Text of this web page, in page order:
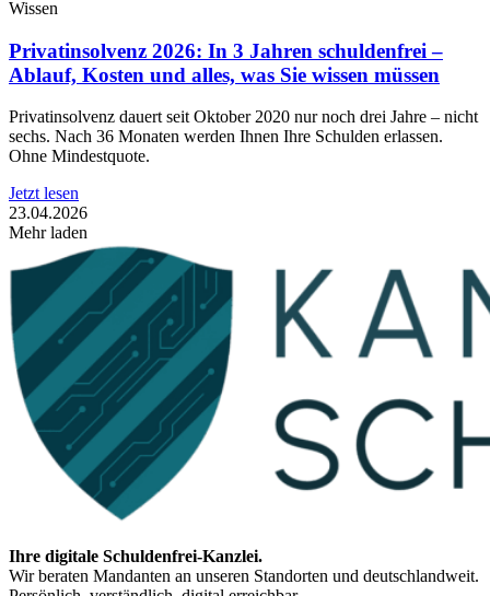
Wissen
Privatinsolvenz 2026: In 3 Jahren schuldenfrei –
Ablauf, Kosten und alles, was Sie wissen müssen
Privatinsolvenz dauert seit Oktober 2020 nur noch drei Jahre – nicht
sechs. Nach 36 Monaten werden Ihnen Ihre Schulden erlassen.
Ohne Mindestquote.
Jetzt lesen
23.04.2026
Mehr laden
Ihre digitale Schuldenfrei-Kanzlei.
Wir beraten Mandanten an unseren Standorten und deutschlandweit.